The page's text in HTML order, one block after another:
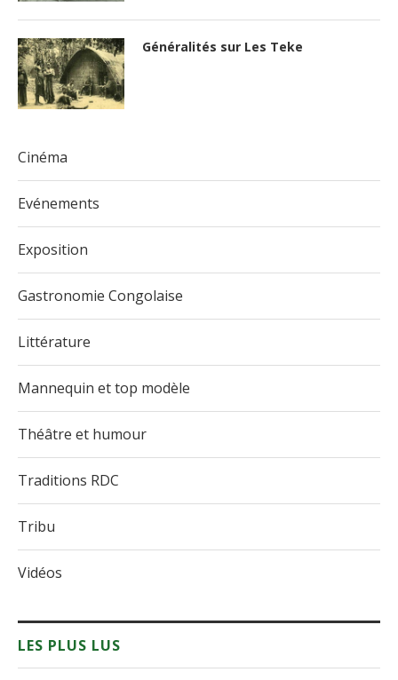
Généralités sur Les Teke
Cinéma
Evénements
Exposition
Gastronomie Congolaise
Littérature
Mannequin et top modèle
Théâtre et humour
Traditions RDC
Tribu
Vidéos
LES PLUS LUS